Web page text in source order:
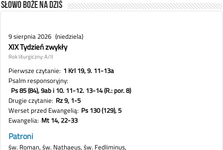
Słowo Boże na dziś